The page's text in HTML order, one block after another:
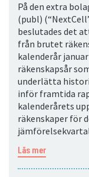
På den extra
(publ)
beslutades det
från brutet
kalenderår
räkenskapsår
underlätta
inför framtida
kalenderårets
räkenskaper för
Läs mer